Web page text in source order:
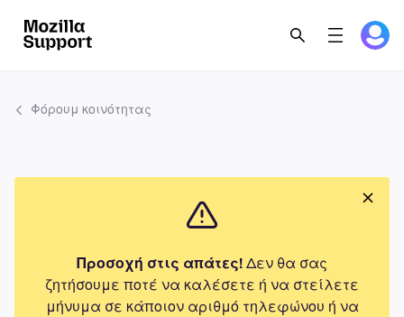
Φόρουμ κοινότητας
Προσοχή στις απάτες! Δεν θα σας
ζητήσουμε ποτέ να καλέσετε ή να στείλετε
μήνυμα σε κάποιον αριθμό τηλεφώνου ή να